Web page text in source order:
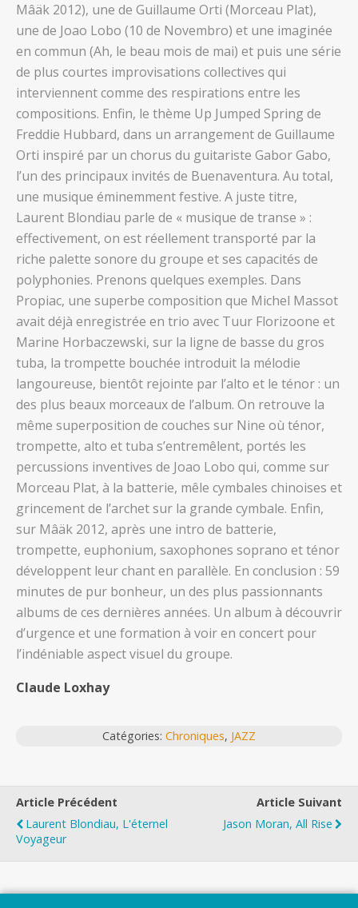
Mâäk 2012), une de Guillaume Orti (Morceau Plat),
une de Joao Lobo (10 de Novembro) et une imaginée
en commun (Ah, le beau mois de mai) et puis une série
de plus courtes improvisations collectives qui
interviennent comme des respirations entre les
compositions. Enfin, le thème Up Jumped Spring de
Freddie Hubbard, dans un arrangement de Guillaume
Orti inspiré par un chorus du guitariste Gabor Gabo,
l’un des principaux invités de Buenaventura. Au total,
une musique éminemment festive. A juste titre,
Laurent Blondiau parle de « musique de transe » :
effectivement, on est réellement transporté par la
riche palette sonore du groupe et ses capacités de
polyphonies. Prenons quelques exemples. Dans
Propiac, une superbe composition que Michel Massot
avait déjà enregistrée en trio avec Tuur Florizoone et
Marine Horbaczewski, sur la ligne de basse du gros
tuba, la trompette bouchée introduit la mélodie
langoureuse, bientôt rejointe par l’alto et le ténor : un
des plus beaux morceaux de l’album. On retrouve la
même superposition de couches sur Nine où ténor,
trompette, alto et tuba s’entremêlent, portés les
percussions inventives de Joao Lobo qui, comme sur
Morceau Plat, à la batterie, mêle cymbales chinoises et
grincement de l’archet sur la grande cymbale. Enfin,
sur Mâäk 2012, après une intro de batterie,
trompette, euphonium, saxophones soprano et ténor
développent leur chant en parallèle. En conclusion : 59
minutes de pur bonheur, un des plus passionnants
albums de ces dernières années. Un album à découvrir
d’urgence et une formation à voir en concert pour
l’indéniable aspect visuel du groupe.
Claude Loxhay
Catégories: Chroniques, JAZZ
Article Précédent
Laurent Blondiau, L'éternel
Voyageur
Article Suivant
Jason Moran, All Rise